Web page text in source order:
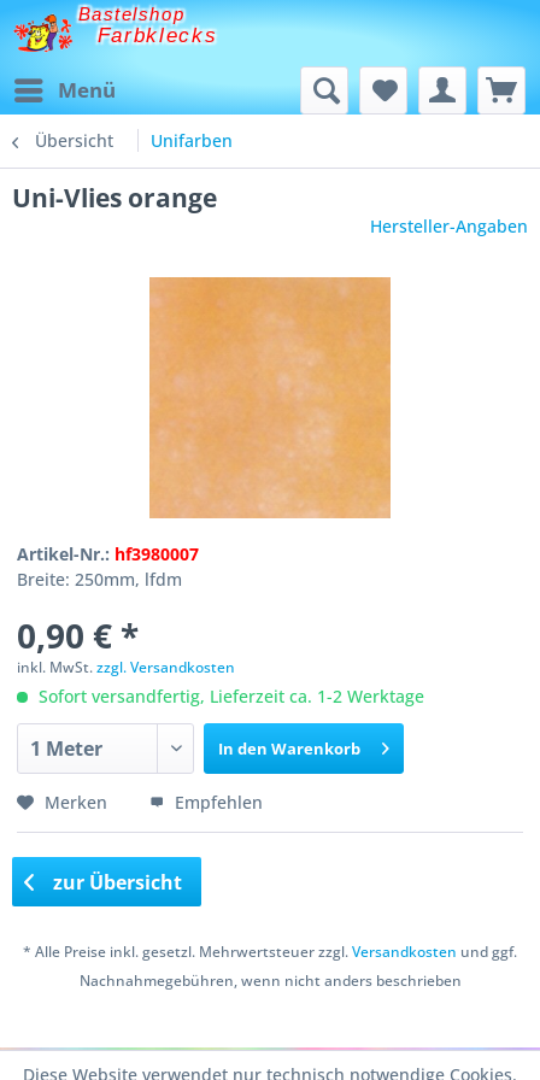
Bastelshop
Farbklecks
Menü
Übersicht Unifarben
Uni-Vlies orange
Hersteller-Angaben
Artikel-Nr.: hf3980007
Breite: 250mm, lfdm
0,90 € *
inkl. MwSt.zzgl. Versandkosten
Sofort versandfertig, Lieferzeit ca. 1-2 Werktage
In den Warenkorb
Merken Empfehlen
zur Übersicht
* Alle Preise inkl. gesetzl. Mehrwertsteuer zzgl.Versandkosten und ggf.
Nachnahmegebühren, wenn nicht anders beschrieben
Diese Website verwendet nur technisch notwendige Cookies.